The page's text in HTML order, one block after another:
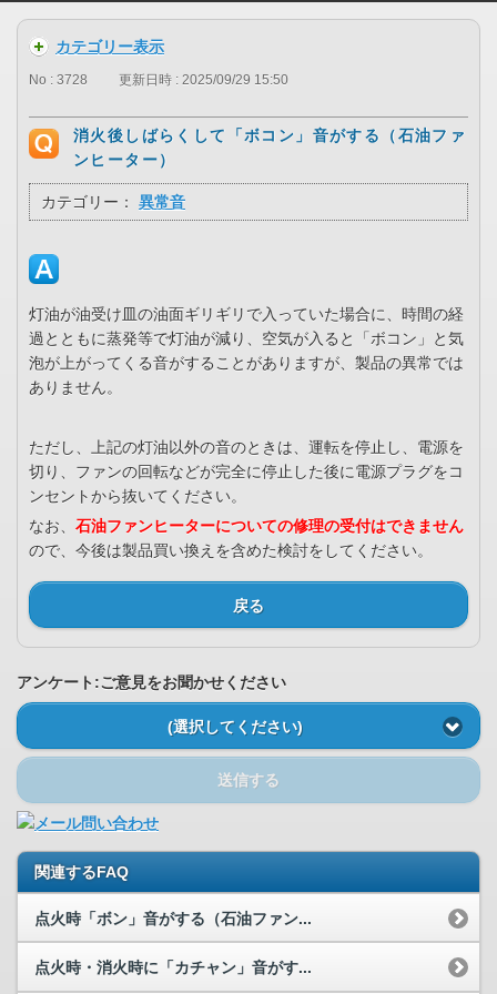
カテゴリー表示
No : 3728 更新日時 : 2025/09/29 15:50
消火後しばらくして「ボコン」音がする（石油ファ
ンヒーター）
カテゴリー： 異常音
灯油が油受け皿の油面ギリギリで入っていた場合に、時間の経
過とともに蒸発等で灯油が減り、空気が入ると「ボコン」と気
泡が上がってくる音がすることがありますが、製品の異常では
ありません。
ただし、上記の灯油以外の音のときは、運転を停止し、電源を
切り、ファンの回転などが完全に停止した後に電源プラグをコ
ンセントから抜いてください。
なお、 石油ファンヒーターについての修理の受付はできません
ので、今後は製品買い換えを含めた検討をしてください。
戻る
アンケート:ご意見をお聞かせください
(選択してください)
送信する
関連するFAQ
点火時「ボン」音がする（石油ファン...
点火時・消火時に「カチャン」音がす...